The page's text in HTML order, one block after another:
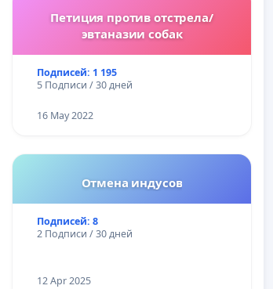
Петиция против отстрела/
эвтаназии собак
Подписей: 1 195
5 Подписи / 30 дней
16 May 2022
Отмена индусов
Подписей: 8
2 Подписи / 30 дней
12 Apr 2025